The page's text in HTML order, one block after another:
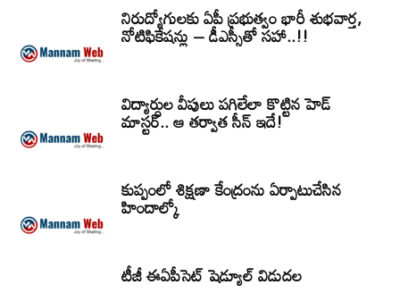
నిరుద్యోగులకు ఏపీ ప్రభుత్వం భారీ శుభవార్త,
నోటిఫికేషన్లు – డీఎస్సీతో సహా..!!
విద్యార్ధుల వీపులు పగిలేలా కొట్టిన హెడ్
మాస్టర్.. ఆ తర్వాత సీన్‌ ఇదే!
కుప్పంలో శిక్షణా కేంద్రంను ఏర్పాటుచేసిన
హిందాల్కో
టీజీ ఈఏపీసెట్‌ షెడ్యూల్‌ విడుదల